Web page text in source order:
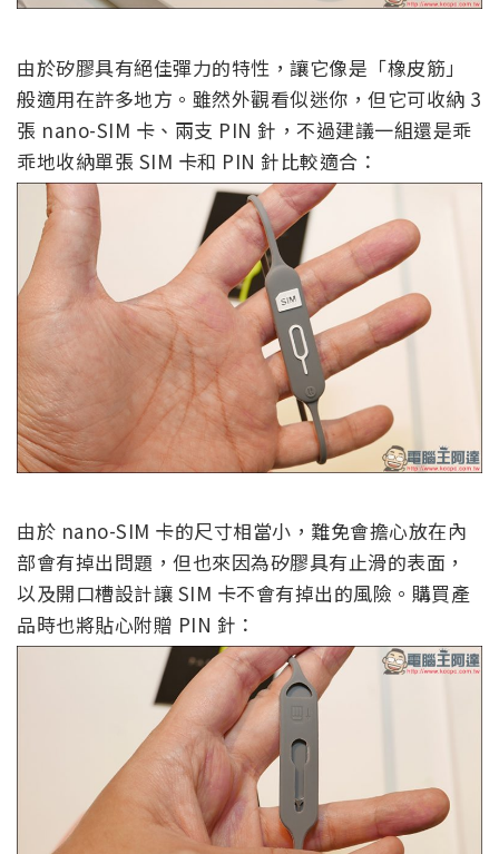
由於矽膠具有絕佳彈力的特性，讓它像是「橡皮筋」
般適用在許多地方。雖然外觀看似迷你，但它可收納 3
張 nano-SIM 卡、兩支 PIN 針，不過建議一組還是乖
乖地收納單張 SIM 卡和 PIN 針比較適合：
由於 nano-SIM 卡的尺寸相當小，難免會擔心放在內
部會有掉出問題，但也來因為矽膠具有止滑的表面，
以及開口槽設計讓 SIM 卡不會有掉出的風險。購買產
品時也將貼心附贈 PIN 針：